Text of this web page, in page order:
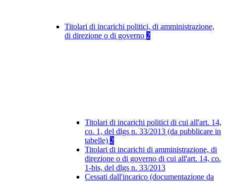
Titolari di incarichi politici, di amministrazione,
di direzione o di governo 2
Titolari di incarichi politici di cui all'art. 14,
co. 1, del dlgs n. 33/2013 (da pubblicare in
tabelle) 2
Titolari di incarichi di amministrazione, di
direzione o di governo di cui all'art. 14, co.
1-bis, del dlgs n. 33/2013
Cessati dall'incarico (documentazione da